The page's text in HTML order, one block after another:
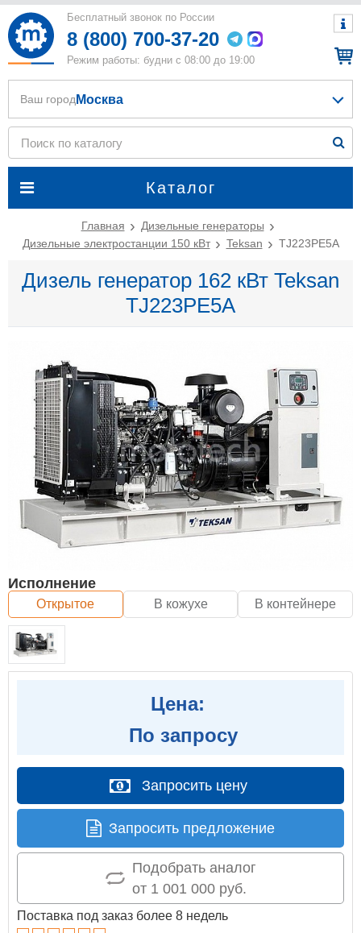
Бесплатный звонок по России
8 (800) 700-37-20
Режим работы: будни с 08:00 до 19:00
Каталог
Ваш город Москва
Главная
Дизельные генераторы
Дизельные электростанции 150 кВт
Teksan TJ223PE5A
Дизель генератор 162 кВт Teksan
TJ223PE5A
Исполнение
Открытое В кожухе В контейнере
Цена:
По запросу
Запросить цену
Запросить предложение
Подобрать аналог
от 1 001 000 руб.
Поставка под заказ более 8 недель